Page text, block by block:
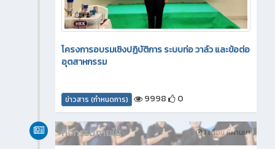
โครงการอบรมเชิงปฏิบัติการ ระบบท่อ วาล์ว และข้อต่อ
อุตสาหกรรม
ข่าวสาร (กำหนดการ) 9998 0
1 เดือน ที่ผ่านมา
กิจกรรมภายใน